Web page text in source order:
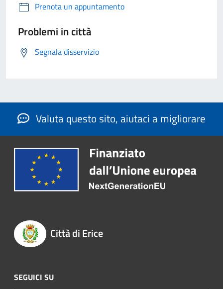
Prenota un appuntamento
Problemi in città
Segnala disservizio
Valuta questo sito, aiutaci a migliorare
Città di Erice
SEGUICI SU